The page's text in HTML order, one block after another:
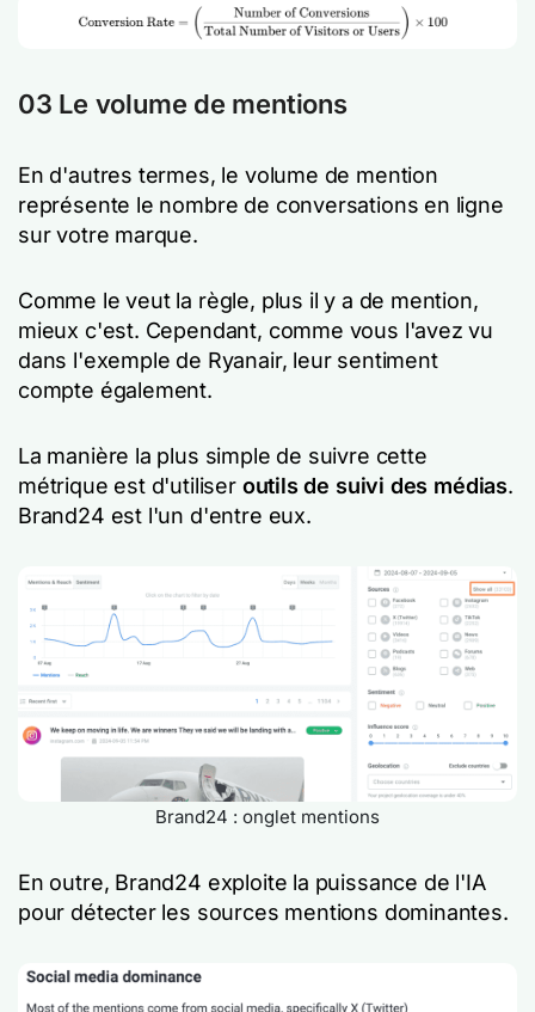
03 Le volume de mentions
En d'autres termes, le volume de mention
représente le nombre de conversations en ligne
sur votre marque.
Comme le veut la règle, plus il y a de mention,
mieux c'est. Cependant, comme vous l'avez vu
dans l'exemple de Ryanair, leur sentiment
compte également.
La manière la plus simple de suivre cette
métrique est d'utiliser outils de suivi des médias.
Brand24 est l'un d'entre eux.
Brand24 : onglet mentions
En outre, Brand24 exploite la puissance de l'IA
pour détecter les sources mentions dominantes.